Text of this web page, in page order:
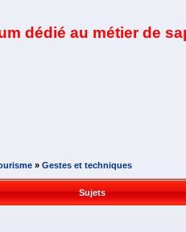
dédié au métier de
» Gestes et techniques
Sujets